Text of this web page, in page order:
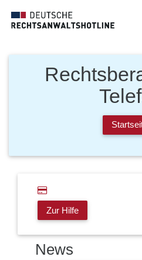
Zur Hilfe
News